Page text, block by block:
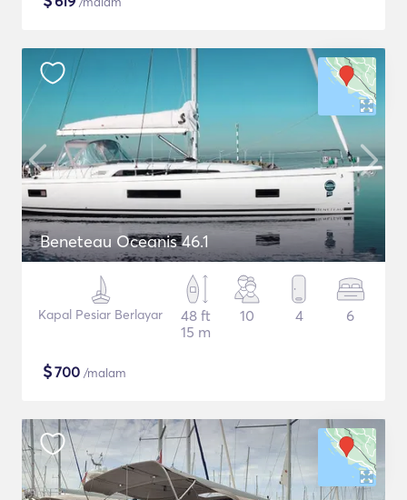
Beneteau Oceanis 46.1
Kapal Pesiar Berlayar
48 ft
15 m
10 4 6
$700 /malam